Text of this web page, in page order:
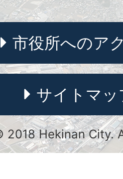
市役所へのア
サイトマッ
2018 Hekinan City.